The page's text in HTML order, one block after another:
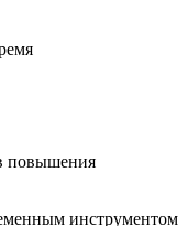
повышения
инструментом